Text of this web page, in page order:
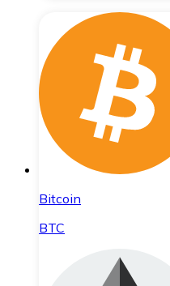
Bitcoin
BTC